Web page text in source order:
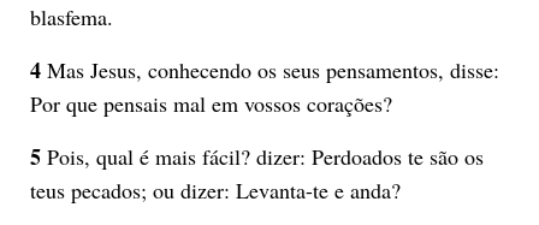
blasfema.
4Mas Jesus, conhecendo os seus pensamentos, disse:
Por que pensais mal em vossos corações?
5Pois, qual é mais fácil? dizer: Perdoados te são os
teus pecados; ou dizer: Levanta-te e anda?